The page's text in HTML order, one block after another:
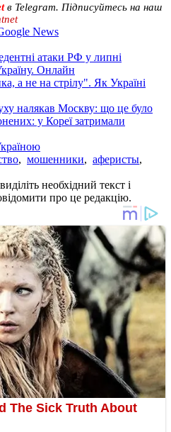
в Telegram. Підписуйтесь на наш
News
атаки РФ у липні
Онлайн
а не на стрілу". Як Україні
налякав Москву: що це було
у Кореї затримали
, мошенники, аферисты,
необхідний текст і
про це редакцію.